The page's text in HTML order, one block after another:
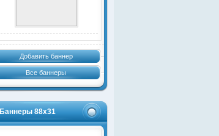
Добавить баннер
Все баннеры
Баннеры 88х31